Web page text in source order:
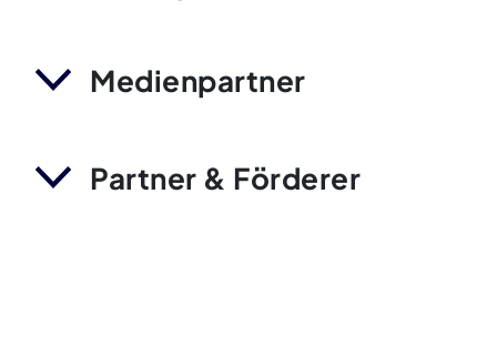
Medienpartner
Partner & Förderer